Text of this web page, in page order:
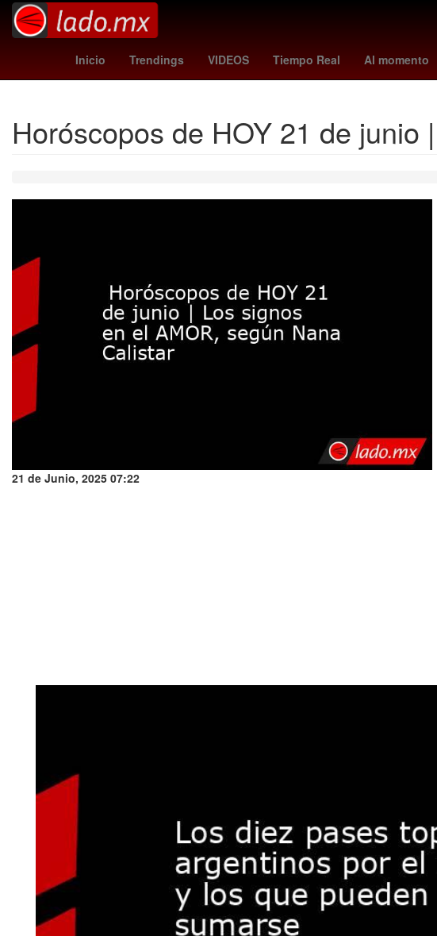
Inicio Trendings VIDEOS Tiempo Real Al momento
Dólar estadounidense Maíz transgénico Aguascalientes Amistosos
Horóscopos de HOY 21 de
21 de Junio, 2025 07:22